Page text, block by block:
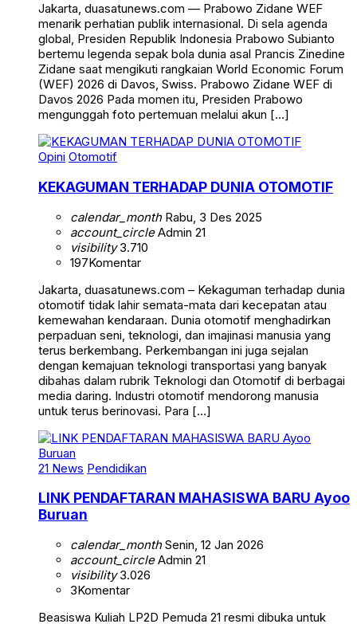
Jakarta, duasatunews.com — Prabowo Zidane WEF
menarik perhatian publik internasional. Di sela agenda
global, Presiden Republik Indonesia Prabowo Subianto
bertemu legenda sepak bola dunia asal Prancis Zinedine
Zidane saat mengikuti rangkaian World Economic Forum
(WEF) 2026 di Davos, Swiss. Prabowo Zidane WEF di
Davos 2026 Pada momen itu, Presiden Prabowo
mengunggah foto pertemuan melalui akun […]
Opini Otomotif
KEKAGUMAN TERHADAP DUNIA OTOMOTIF
calendar_monthRabu, 3 Des 2025
account_circleAdmin 21
visibility3.710
197Komentar
Jakarta, duasatunews.com – Kekaguman terhadap dunia
otomotif tidak lahir semata-mata dari kecepatan atau
kemewahan kendaraan. Dunia otomotif menghadirkan
perpaduan seni, teknologi, dan imajinasi manusia yang
terus berkembang. Perkembangan ini juga sejalan
dengan kemajuan teknologi transportasi yang banyak
dibahas dalam rubrik Teknologi dan Otomotif di berbagai
media daring. Industri otomotif mendorong manusia
untuk terus berinovasi. Para […]
21 News Pendidikan
LINK PENDAFTARAN MAHASISWA BARU Ayoo
Buruan
calendar_monthSenin, 12 Jan 2026
account_circleAdmin 21
visibility3.026
3Komentar
Beasiswa Kuliah LP2D Pemuda 21 resmi dibuka untuk